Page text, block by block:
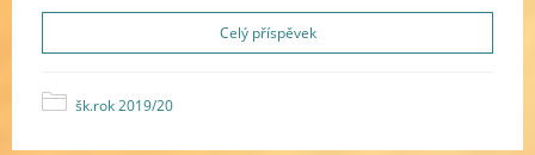
Celý příspěvek
šk.rok 2019/20